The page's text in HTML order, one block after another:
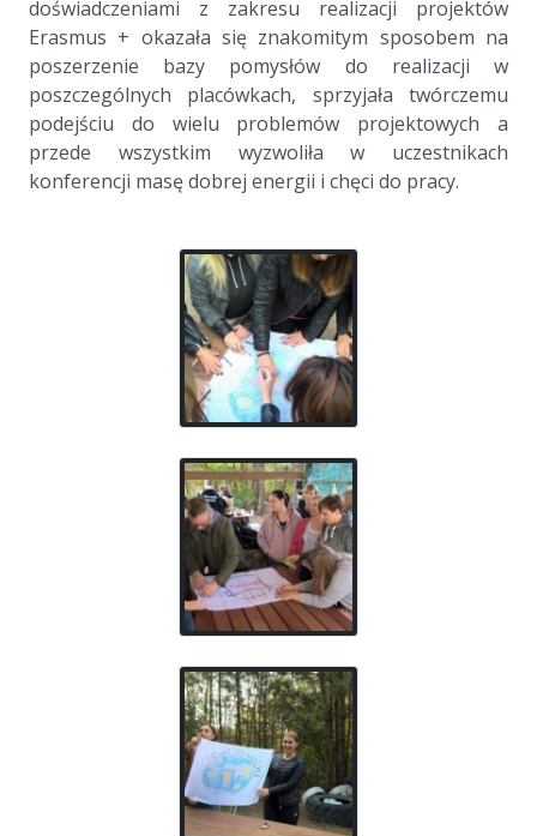
doświadczeniami z zakresu realizacji projektów
Erasmus + okazała się znakomitym sposobem na
poszerzenie bazy pomysłów do realizacji w
poszczególnych placówkach, sprzyjała twórczemu
podejściu do wielu problemów projektowych a
przede wszystkim wyzwoliła w uczestnikach
konferencji masę dobrej energii i chęci do pracy.